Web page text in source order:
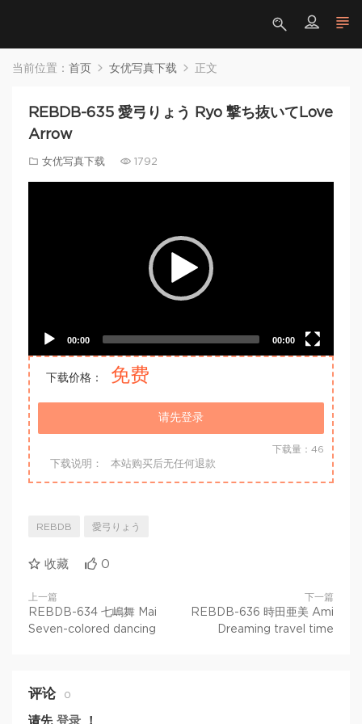
当前位置： 首页 女优写真下载 正文
REBDB-635 愛弓りょう Ryo 撃ち抜いてLove
Arrow
女优写真下载 1792
00:00 00:00
下载价格： 免费
请先登录
下载量：46
下载说明： 本站购买后无任何退款
REBDB 愛弓りょう
收藏 0
上一篇
REBDB-634 七嶋舞 Mai
Seven-colored dancing
下一篇
REBDB-636 時田亜美 Ami
Dreaming travel time
评论 0
请先 登录 ！